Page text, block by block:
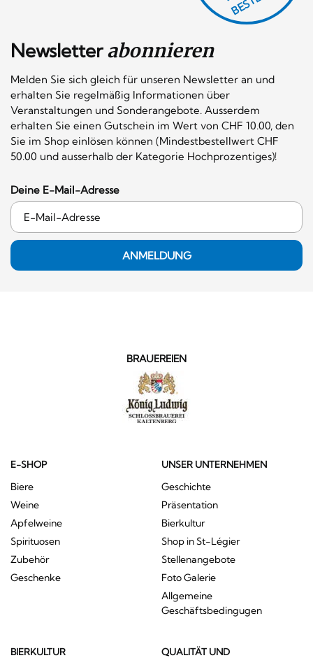
Newsletterabonnieren
Melden Sie sich gleich für unseren Newsletter an und
erhalten Sie regelmäßig Informationen über
Veranstaltungen und Sonderangebote. Ausserdem
erhalten Sie einen Gutschein im Wert von CHF 10.00, den
Sie im Shop einlösen können (Mindestbestellwert CHF
50.00 und ausserhalb der Kategorie Hochprozentiges)!
Deine E-Mail-Adresse
ANMELDUNG
BRAUEREIEN
E-SHOP
Biere
Weine
Apfelweine
Spirituosen
Zubehör
Geschenke
UNSER UNTERNEHMEN
Geschichte
Präsentation
Bierkultur
Shop in St-Légier
Stellenangebote
Foto Galerie
Allgemeine
Geschäftsbedingugen
BIERKULTUR
QUALITÄT UND